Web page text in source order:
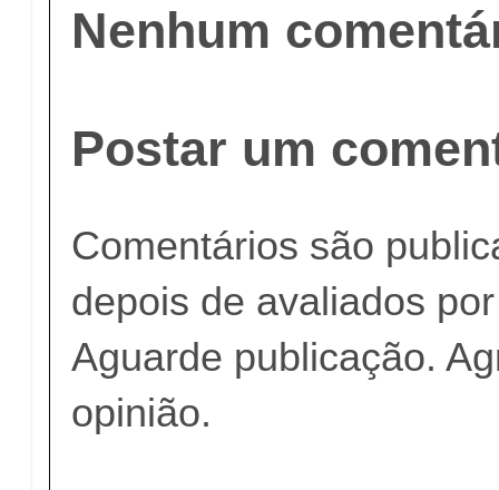
Nenhum
Postar um
Comentários são
depois de avaliados
Aguarde publicação.
opinião.